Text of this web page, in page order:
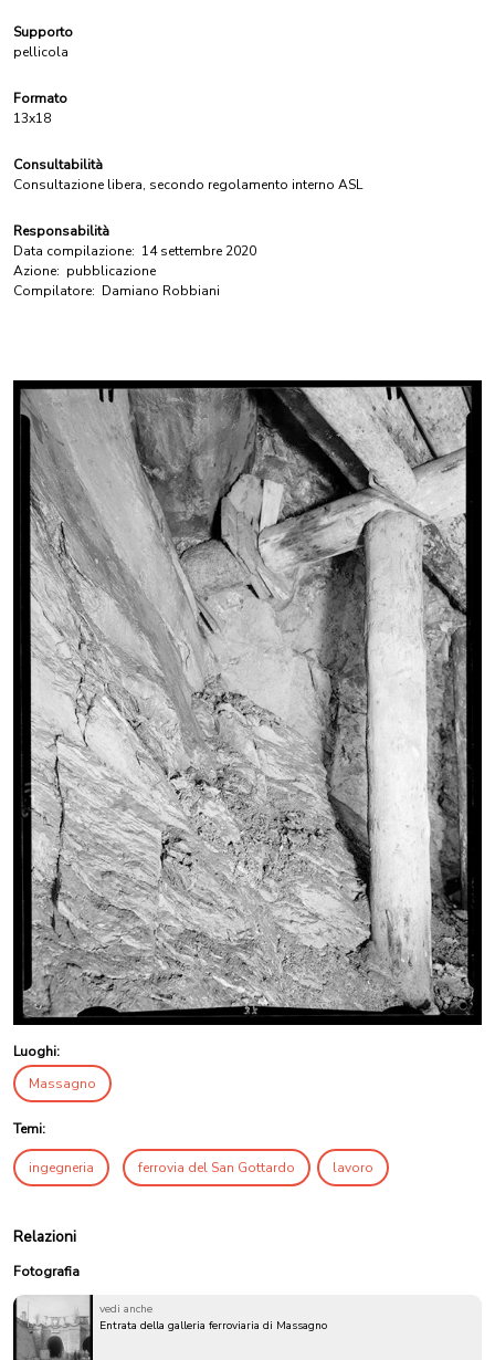
Supporto
pellicola
Formato
13x18
Consultabilità
Consultazione libera, secondo regolamento interno ASL
Responsabilità
Data compilazione: 14 settembre 2020
Azione: pubblicazione
Compilatore: Damiano Robbiani
Luoghi:
Massagno
Temi:
ingegneria ferrovia del San Gottardo lavoro
Relazioni
Fotografia
vedi anche
Entrata della galleria ferroviaria di Massagno